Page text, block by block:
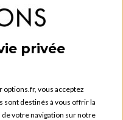
privée
options.fr, vous acceptez
sont destinés à vous offrir la
votre navigation sur notre